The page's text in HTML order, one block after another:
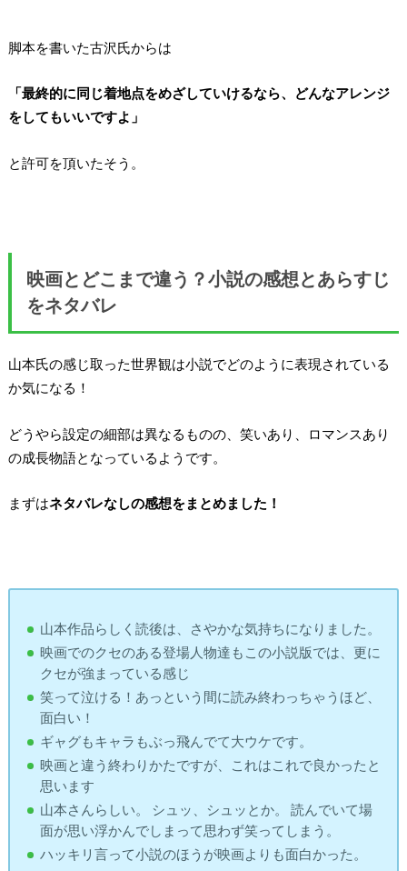
脚本を書いた古沢氏からは
「最終的に同じ着地点をめざしていけるなら、どんなアレンジ
をしてもいいですよ」
と許可を頂いたそう。
映画とどこまで違う？小説の感想とあらすじ
をネタバレ
山本氏の感じ取った世界観は小説でどのように表現されている
か気になる！
どうやら設定の細部は異なるものの、笑いあり、ロマンスあり
の成長物語となっているようです。
まずはネタバレなしの感想をまとめました！
山本作品らしく読後は、さやかな気持ちになりました。
映画でのクセのある登場人物達もこの小説版では、更に
クセが強まっている感じ
笑って泣ける！あっという間に読み終わっちゃうほど、
面白い！
ギャグもキャラもぶっ飛んでて大ウケです。
映画と違う終わりかたですが、これはこれで良かったと
思います
山本さんらしい。 シュッ、シュッとか。 読んでいて場
面が思い浮かんでしまって思わず笑ってしまう。
ハッキリ言って小説のほうが映画よりも面白かった。